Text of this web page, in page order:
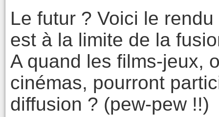
Le futur ? Voici le
est à la limite de la
A quand les films-jeux,
cinémas, pourront
diffusion ? (pew-pew !!)